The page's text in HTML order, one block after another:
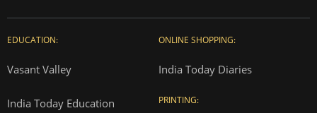
EDUCATION:
Vasant Valley
India Today Education
ONLINE SHOPPING:
India Today Diaries
PRINTING: